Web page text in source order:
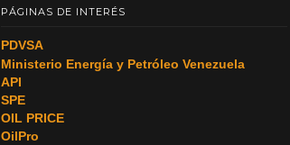
PÁGINAS DE INTERÉS
PDVSA
Ministerio Energía y Petróleo Venezuela
API
SPE
OIL PRICE
OilPro